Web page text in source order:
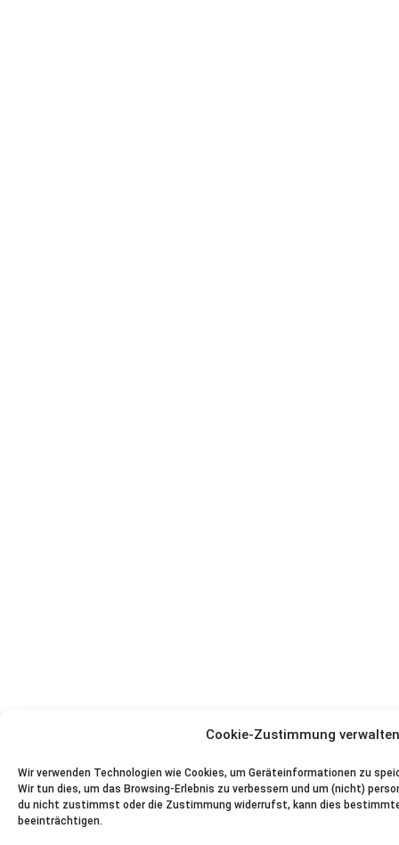
Cookie-Zustimmung verwalten
Wir verwenden Technologien wie Cookies, um Geräteinformationen zu
Wir tun dies, um das Browsing-Erlebnis zu verbessern und um (nicht)
du nicht zustimmst oder die Zustimmung widerrufst, kann dies
beeinträchtigen.